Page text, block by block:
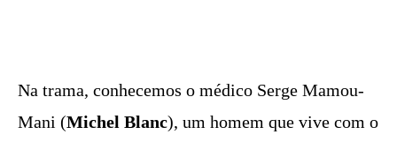
Na trama, conhecemos o médico Serge Mamou-
Mani (Michel Blanc), um homem que vive com o